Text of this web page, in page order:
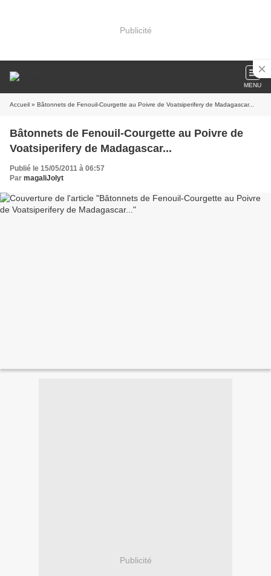
Publicité
MENU
Accueil » Bâtonnets de Fenouil-Courgette au Poivre de Voatsiperifery de Madagascar...
Bâtonnets de Fenouil-Courgette au Poivre de
Voatsiperifery de Madagascar...
Publié le 15/05/2011 à 06:57
Par magaliJolyt
Publicité